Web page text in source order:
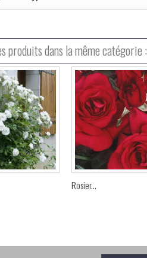
produits dans la même catégorie :
Rosier...